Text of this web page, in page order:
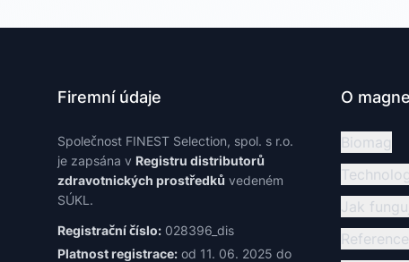
Firemní údaje
Společnost FINEST Selection, spol. s r.o.
je zapsána v Registru distributorů
zdravotnických prostředků vedeném
SÚKL.
Registrační číslo: 028396_dis
Platnost registrace: od 11. 06. 2025 do
O
Biomag
Jak
Reference